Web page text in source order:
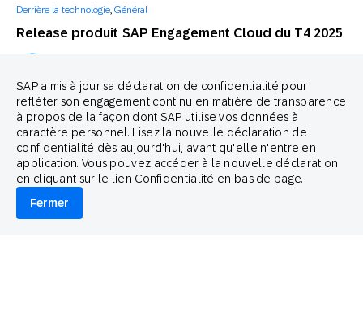
Release produit SAP Engagement Cloud du T4 2025
Derrière la technologie, Général
SAP a mis à jour sa déclaration de confidentialité pour
refléter son engagement continu en matière de transparence
à propos de la façon dont SAP utilise vos données à
caractère personnel. Lisez la nouvelle déclaration de
confidentialité dès aujourd'hui, avant qu'elle n'entre en
application. Vous pouvez accéder à la nouvelle déclaration
en cliquant sur le lien Confidentialité en bas de page.
Fermer